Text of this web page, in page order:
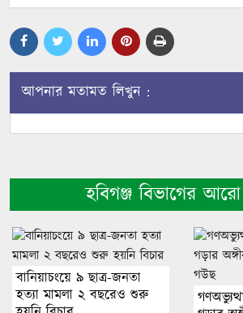
আপনার মতামত লিখুন :
হবিগঞ্জ বিভাগের
বানিয়াচংয়ে ৯ ছাত্র-জনতা
হত্যা মামলা ২ বছরেও শুরু